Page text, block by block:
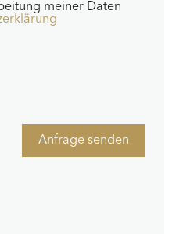
meiner Daten
Anfrage senden